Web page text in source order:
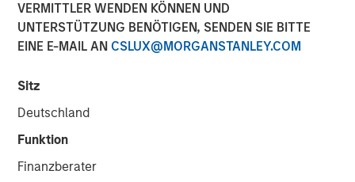
VERMITTLER WENDEN KÖNNEN UND
UNTERSTÜTZUNG BENÖTIGEN, SENDEN SIE BITTE
EINE E-MAIL AN CSLUX@MORGANSTANLEY.COM
Sitz
Deutschland
Funktion
Finanzberater
Matt Murphy, CFA, CAIA
Managing Director